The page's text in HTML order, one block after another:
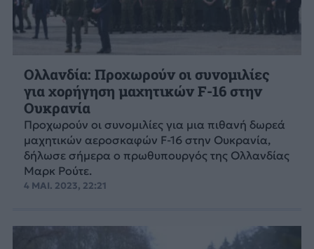
Ολλανδία: Προχωρούν οι συνομιλίες
για χορήγηση μαχητικών F-16 στην
Ουκρανία
Προχωρούν οι συνομιλίες για μια πιθανή δωρεά
μαχητικών αεροσκαφών F-16 στην Ουκρανία,
δήλωσε σήμερα ο πρωθυπουργός της Ολλανδίας
Μαρκ Ρούτε.
4 ΜΑΙ. 2023, 22:21